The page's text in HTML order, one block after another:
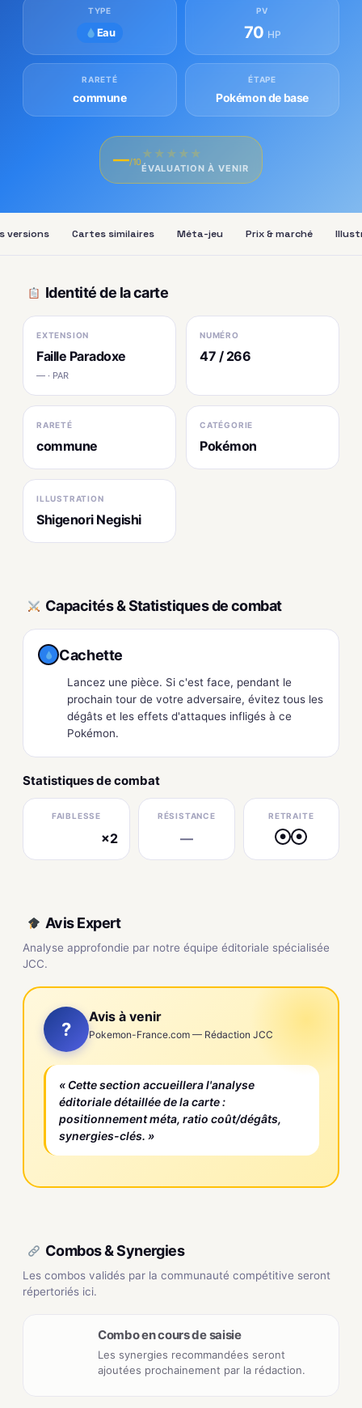
TYPE
Eau
PV
70 HP
RARETÉ
commune
ÉTAPE
Pokémon de base
—/10
★ ★ ★ ★ ★
ÉVALUATION À VENIR
versions Cartes similaires Méta-jeu Prix & marché
Identité de la carte
EXTENSION
Faille Paradoxe
— · PAR
NUMÉRO
47 / 266
RARETÉ
commune
CATÉGORIE
Pokémon
ILLUSTRATION
Shigenori Negishi
Capacités & Statistiques de combat
Cachette
Lancez une pièce. Si c'est face, pendant le
prochain tour de votre adversaire, évitez tous les
dégâts et les effets d'attaques infligés à ce
Pokémon.
Statistiques de combat
FAIBLESSE
×2
RÉSISTANCE
—
RETRAITE
● ●
Avis Expert
Analyse approfondie par notre équipe éditoriale spécialisée
JCC.
?
Avis à venir
Pokemon-France.com — Rédaction JCC
« Cette section accueillera l'analyse
éditoriale détaillée de la carte :
positionnement méta, ratio coût/dégâts,
synergies-clés. »
Combos & Synergies
Les combos validés par la communauté compétitive seront
répertoriés ici.
Combo en cours de saisie
Les synergies recommandées seront
ajoutées prochainement par la rédaction.